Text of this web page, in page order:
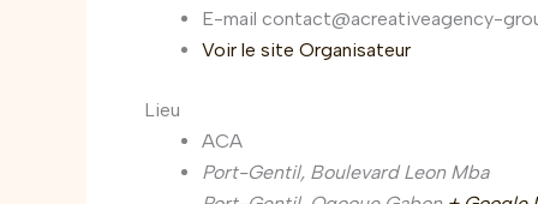
E-mail contact@acreativeagency-
Voir le site Organisateur
Lieu
ACA
Port-Gentil, Boulevard Leon Mba